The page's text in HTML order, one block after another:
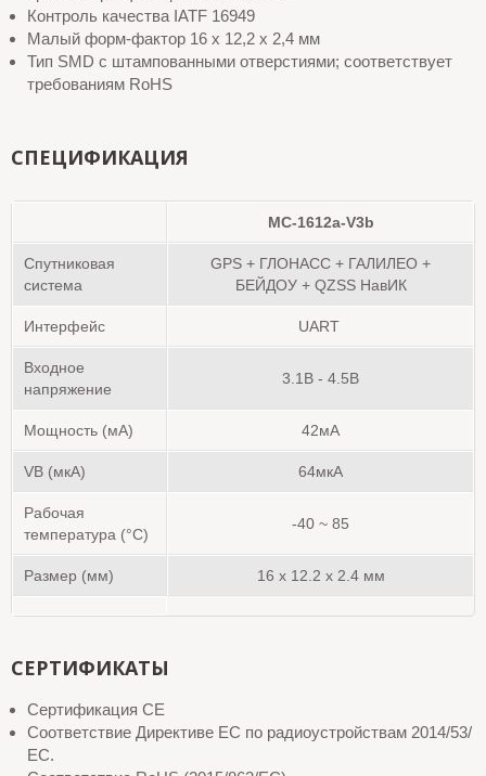
Контроль качества IATF 16949
Малый форм-фактор 16 x 12,2 x 2,4 мм
Тип SMD с штампованными отверстиями; соответствует
требованиям RoHS
СПЕЦИФИКАЦИЯ
MC-1612a-V3b
Спутниковая
система
GPS + ГЛОНАСС + ГАЛИЛЕО +
БЕЙДОУ+ QZSS НавИК
Интерфейс UART
Входное
напряжение
3.1В - 4.5В
Мощность (мА) 42мА
VB (мкА) 64мкА
Рабочая
температура (°C)
-40 ~ 85
Размер (мм) 16 x 12.2 x 2.4мм
СЕРТИФИКАТЫ
Сертификация CE
Соответствие Директиве ЕС по радиоустройствам 2014/53/
ЕС.